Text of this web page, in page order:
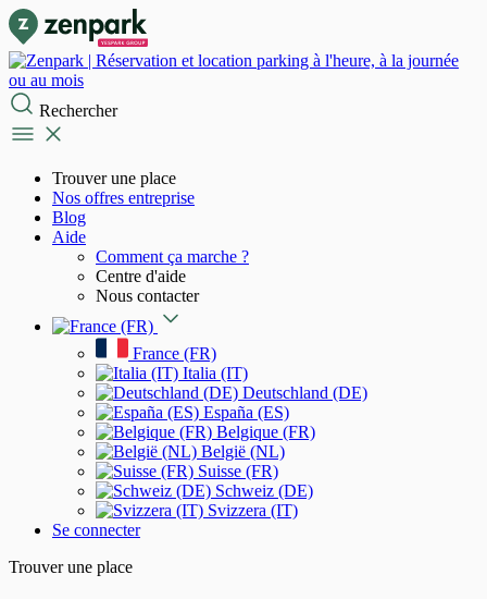
Rechercher
Trouver une place
Nos offres entreprise
Blog
Aide
Comment ça marche ?
Centre d'aide
Nous contacter
France (FR)
Italia (IT)
Deutschland (DE)
España (ES)
Belgique (FR)
België (NL)
Suisse (FR)
Schweiz (DE)
Svizzera (IT)
Se connecter
Trouver une place